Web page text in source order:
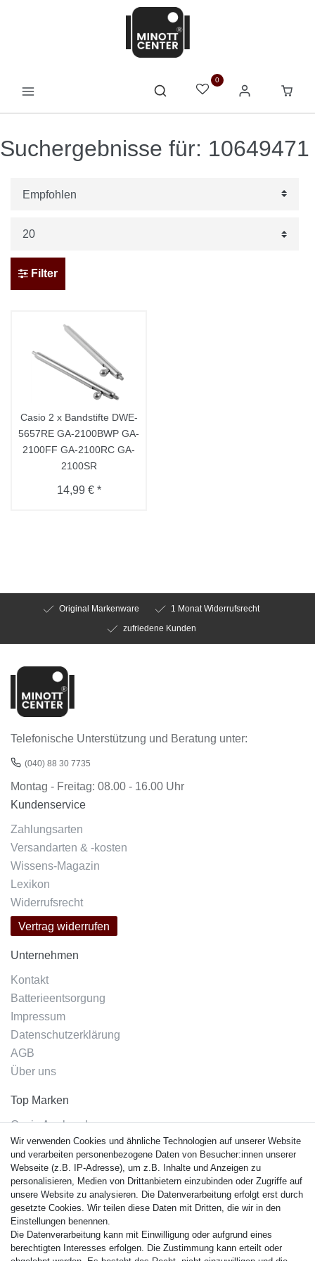
0
Suchergebnisse für: 10649471
Filter
Casio 2 x Bandstifte DWE-
5657RE GA-2100BWP GA-
2100FF GA-2100RC GA-
2100SR
14,99 € *
Original Markenware
1 Monat Widerrufsrecht
zufriedene Kunden
Telefonische Unterstützung und Beratung unter:
(040) 88 30 7735
Montag - Freitag: 08.00 - 16.00 Uhr
Kundenservice
Zahlungsarten
Versandarten & -kosten
Wissens-Magazin
Lexikon
Widerrufsrecht
Vertrag widerrufen
Unternehmen
Kontakt
Batterieentsorgung
Impressum
Datenschutzerklärung
AGB
Über uns
Top Marken
Casio Armband
Festina Armband
Citizen Armband
M. Lacroix Armband
J. Lemans Armband
Uhrenarmbänder - Alle
Sicherheit
Wir verwenden Cookies und ähnliche Technologien auf unserer Website
und verarbeiten personenbezogene Daten von Besucher:innen unserer
Webseite (z.B. IP-Adresse), um z.B. Inhalte und Anzeigen zu
personalisieren, Medien von Drittanbietern einzubinden oder Zugriffe auf
unsere Website zu analysieren. Die Datenverarbeitung erfolgt erst durch
gesetzte Cookies. Wir teilen diese Daten mit Dritten, die wir in den
Einstellungen benennen.
Die Datenverarbeitung kann mit Einwilligung oder aufgrund eines
berechtigten Interesses erfolgen. Die Zustimmung kann erteilt oder